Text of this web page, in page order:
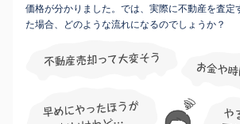
価格が分かりました。では、実際に不動産を査定
た場合、どのような流れになるのでしょうか？